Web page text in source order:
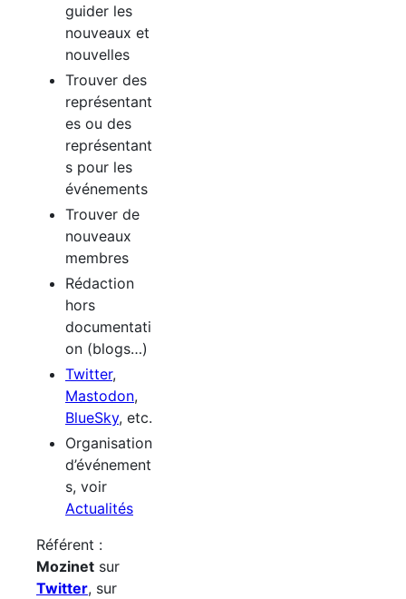
guider les
nouveaux et
nouvelles
Trouver des
représentant
es ou des
représentant
s pour les
événements
Trouver de
nouveaux
membres
Rédaction
hors
documentati
on (blogs…)
Twitter,
Mastodon,
BlueSky, etc.
Organisation
d’événement
s, voir
Actualités
Référent :
Mozinet sur
Twitter, sur